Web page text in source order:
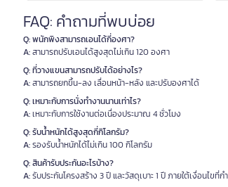
FAQ: คำถามที่พบบ่อย
Q: พนักพิงสามารถเอนได้กี่องศา?
A:สามารถปรับเอนได้สูงสุดไม่เกิน 120 องศา
Q: ที่วางแขนสามารถปรับได้อย่างไร?
A:สามารถยกขึ้น-ลง เลื่อนหน้า-หลัง และปรับองศาได้
Q: เหมาะกับการนั่งทำงานนานเท่าไร?
A:เหมาะกับการใช้งานต่อเนื่องประมาณ 4 ชั่วโมง
Q: รับน้ำหนักได้สูงสุดกี่กิโลกรัม?
A:รองรับน้ำหนักได้ไม่เกิน 100 กิโลกรัม
Q: สินค้ารับประกันอะไรบ้าง?
A:รับประกันโครงสร้าง 3 ปี และวัสดุเบาะ 1 ปี ภายใต้เงื่อนไขที่ก